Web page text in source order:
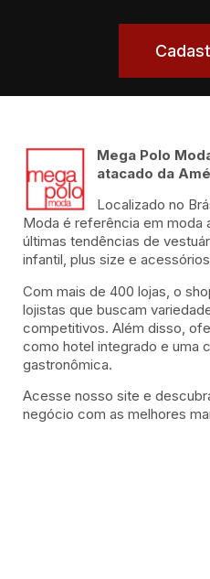
Mega Polo
atacado da
Localizado no
Moda é referência em moda
últimas tendências de
infantil, plus size e
Com mais de 400 lojas, o
lojistas que buscam
competitivos. Além disso,
como hotel integrado e uma
gastronômica.
Acesse nosso site e
negócio com as melhores